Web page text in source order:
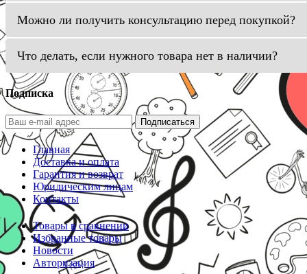
Можно ли получить консультацию перед покупкой?
Что делать, если нужного товара нет в наличии?
Подписка
Подписаться
Главная
Доставка и оплата
Гарантия и возврат
Юридическим лицам
Контакты
Товары в сравнении
Избранные товары
Новости
Авторизация